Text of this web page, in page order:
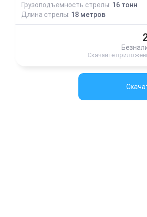
Грузоподъемность стрелы: 16 тонн
Длина стрелы: 18 метров
Скачайте